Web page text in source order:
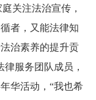
关注法治宣传，
者，又能法律知
治素养的提升贡
律服务团队成员，
华活动，“我也希